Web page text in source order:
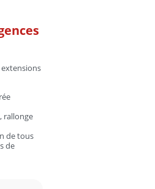
rallonge
de tous
de